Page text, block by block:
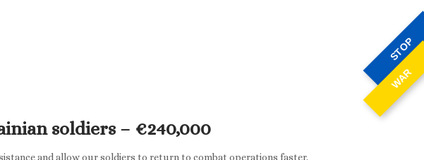
STOP
WAR
soldiers – €240,000
and allow our soldiers to return to combat operations faster.